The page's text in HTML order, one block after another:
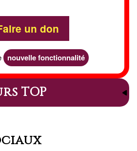
un don
nouvelle fonctionnalité
TOP